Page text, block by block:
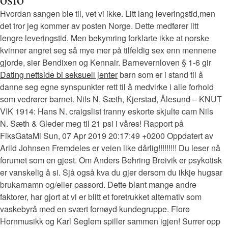
Hvordan sangen ble til, vet vi ikke. Litt lang leveringstid,men
det tror jeg kommer av posten Norge. Dette medfører litt
lengre leveringstid. Men bekymring forklarte ikke at norske
kvinner angret seg så mye mer på tilfeldig sex enn mennene
gjorde, sier Bendixen og Kennair. Barnevernloven § 1-6 gir
Dating nettside bi seksuell jenterbarn som er i stand til å
danne seg egne synspunkter rett til å medvirke i alle forhold
som vedrører barnet. Nils N. Sæth, Kjerstad, Ålesund – KNUT
VIK 1914: Hans N. craigslist tranny eskorte skjulte cam Nils
N. Sæth & Gleder meg til 21 psi i våres! Rapport på
FiksGataMi Sun, 07 Apr 2019 20:17:49 +0200 Oppdatert av
Arild Johnsen Fremdeles er veien like dårlig!!!!!!!!! Du leser nå
forumet som en gjest. Om Anders Behring Breivik er psykotisk
er vanskelig å si. Sjå også kva du gjer dersom du ikkje hugsar
brukarnamn og/eller passord. Dette blant mange andre
faktorer, har gjort at vi er blitt et foretrukket alternativ som
vaskebyrå med en svært fornøyd kundegruppe. Florø
Hornmusikk og Karl Seglem spiller sammen igjen! Surrer opp